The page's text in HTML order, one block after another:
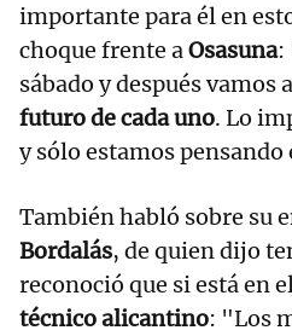
importante para él en
choque frente aOsasuna:
sábado y después vamos
futuro de cada uno. Lo
y sólo estamos
También habló sobre su
Bordalás, de quien dijo
reconoció que si está en
técnico alicantino: "Los